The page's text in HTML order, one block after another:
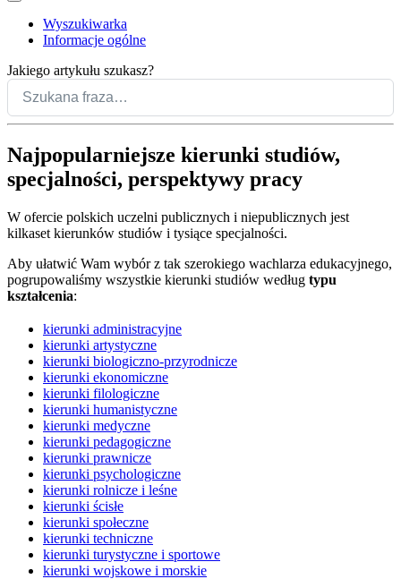
Wyszukiwarka
Informacje ogólne
Jakiego artykułu szukasz?
Najpopularniejsze kierunki studiów,
specjalności, perspektywy pracy
W ofercie polskich uczelni publicznych i niepublicznych jest
kilkaset kierunków studiów i tysiące specjalności.
Aby ułatwić Wam wybór z tak szerokiego wachlarza edukacyjnego,
pogrupowaliśmy wszystkie kierunki studiów według typu
kształcenia:
kierunki administracyjne
kierunki artystyczne
kierunki biologiczno-przyrodnicze
kierunki ekonomiczne
kierunki filologiczne
kierunki humanistyczne
kierunki medyczne
kierunki pedagogiczne
kierunki prawnicze
kierunki psychologiczne
kierunki rolnicze i leśne
kierunki ścisłe
kierunki społeczne
kierunki techniczne
kierunki turystyczne i sportowe
kierunki wojskowe i morskie